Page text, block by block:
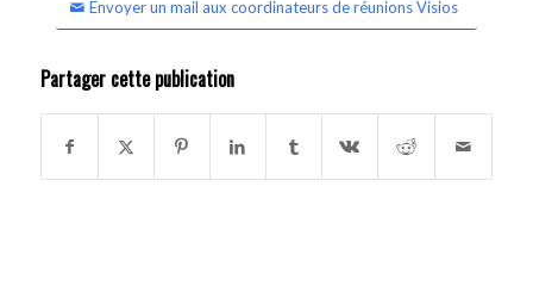
Envoyer un mail aux coordinateurs de réunions Visios
Partager cette publication